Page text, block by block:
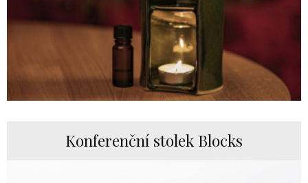
Konferenční stolek Blocks